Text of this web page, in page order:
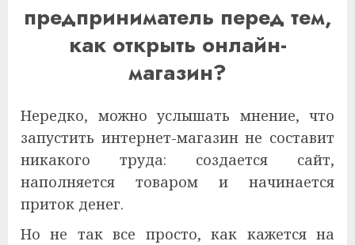
предприниматель перед тем,
как открыть онлайн-
магазин?
Нередко, можно услышать мнение, что
запустить интернет-магазин не составит
никакого труда: создается сайт,
наполняется товаром и начинается
приток денег.
Но не так все просто, как кажется на